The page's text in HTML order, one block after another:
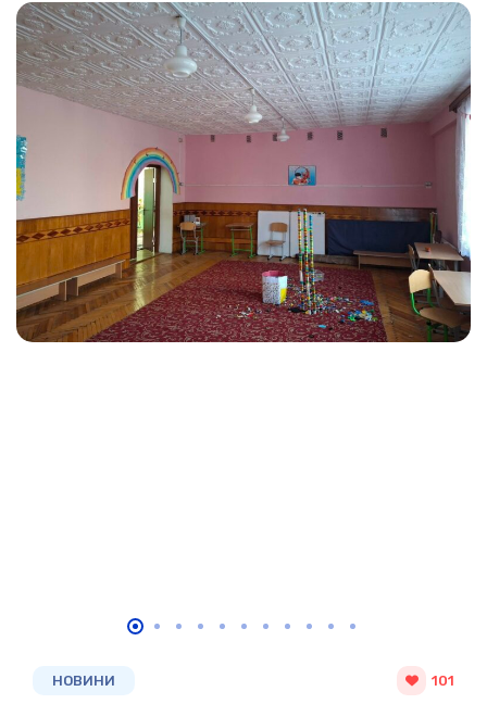
НОВИНИ 101